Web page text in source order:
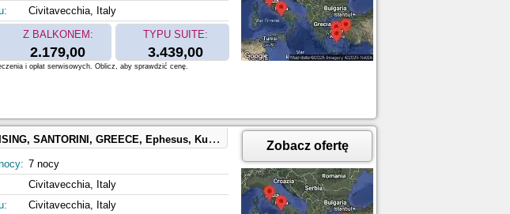
Civitavecchia, Italy
Z BALKONEM:
2.179,00
TYPU SUITE:
3.439,00
i opłat serwisowych. Oblicz, aby sprawdzić cenę.
Ephesus, Kusadasi, Turkey, MYKONOS, GREECE, Naples, Capri, Italy
7 nocy
Civitavecchia, Italy
Civitavecchia, Italy
Zobacz ofertę